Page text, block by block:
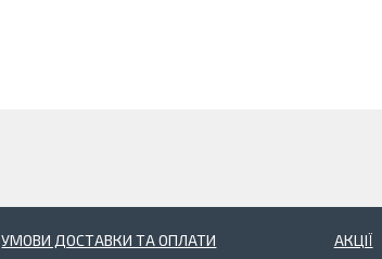
УМОВИ ДОСТАВКИ ТА ОПЛАТИ АКЦІЇ